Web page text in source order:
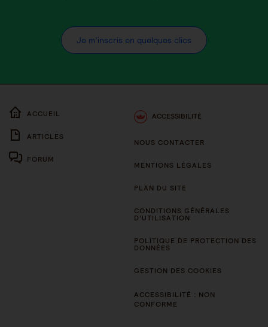
Je m’inscris en quelques clics
ACCUEIL
ARTICLES
FORUM
ACCESSIBILITÉ
NOUS CONTACTER
MENTIONS LÉGALES
PLAN DU SITE
CONDITIONS GÉNÉRALES
D’UTILISATION
POLITIQUE DE PROTECTION DES
DONNÉES
GESTION DES COOKIES
ACCESSIBILITÉ : NON
CONFORME